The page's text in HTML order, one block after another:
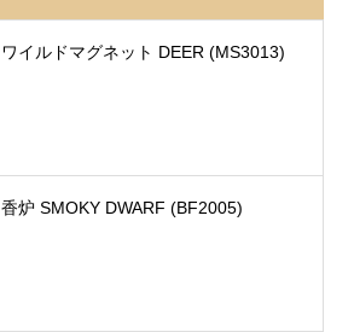
ワイルドマグネット DEER (MS3013)
香炉 SMOKY DWARF (BF2005)